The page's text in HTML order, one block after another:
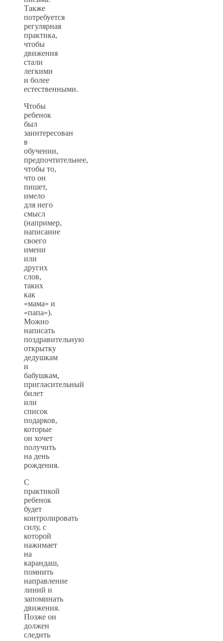
Также
потребуется
регулярная
практика,
чтобы
движения
стали
легкими
и более
естественными.
Чтобы
ребенок
был
заинтересован
в
обучении,
предпочтительнее,
чтобы то,
что он
пишет,
имело
для него
смысл
(например,
написание
своего
имени
или
других
слов,
таких
как
«мама» и
«папа»).
Можно
написать
поздравительную
открытку
дедушкам
и
бабушкам,
пригласительный
билет
или
список
подарков,
которые
он хочет
получить
на день
рождения.
С
практикой
ребенок
будет
контролировать
силу, с
которой
нажимает
на
карандаш,
помнить
направление
линий и
запоминать
движения.
Позже он
должен
следить